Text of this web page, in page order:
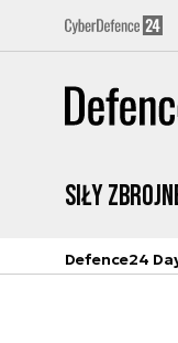
Siły
Defence24